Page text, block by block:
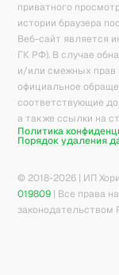
приватного
истории браузера
Веб-сайт является
ГК РФ). В случае
и/или смежных прав
официальное
соответствующие
а также ссылки на
Политика
Порядок удаления
© 2018-2026 | ИП
019809 | Все права
законодательством